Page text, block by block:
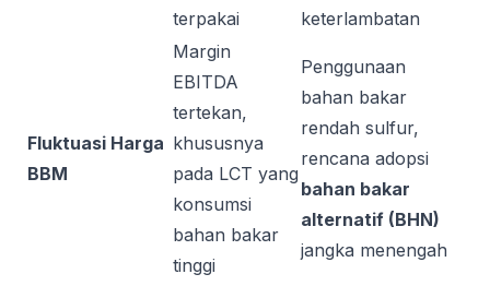
terpakai
keterlambatan
Fluktuasi Harga
BBM
Margin
EBITDA
tertekan,
khususnya
pada LCT yang
konsumsi
bahan bakar
tinggi
Penggunaan
bahan bakar
rendah sulfur,
rencana adopsi
bahan bakar
alternatif (BHN)
jangka menengah